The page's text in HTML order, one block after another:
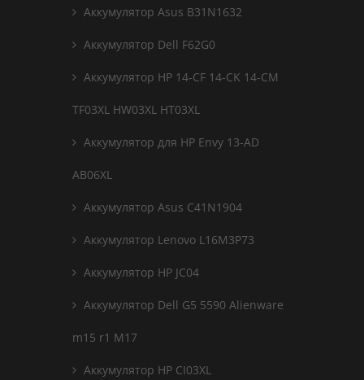
Аккумулятор Asus B31N1632
Аккумулятор Dell F62G0
Аккумулятор HP 14-CF 14-CK 14-CM
TF03XL HW03XL HT03XL
Аккумулятор для HP Envy 13-AD
AB06XL
Аккумулятор Asus C41N1904
Аккумулятор Lenovo L16M3P73
Аккумулятор HP JC04
Аккумулятор Dell G5 5590 Alienware
m15 r1 M17
Аккумулятор HP CI03XL